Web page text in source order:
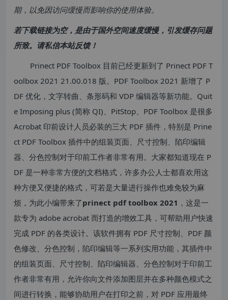
期，以免因访问缓慢而影响你的使用体验。
若下载链接为空，是由于国外空间速度缓慢，引发缓存问题
所致。请私信本站反馈！
Prinect PDF Toolbox 目前已经更新到了 Prinect PDF T
oolbox 2021 21.00.018 版。PDF Toolbox 2021 新增了 P
DF 优化，文字转曲、条形码和 VDP 编辑器等新功能。Quit
e Imposing plus (简称 QI)、PitStop、PDF Toolbox 是很多
Acrobat 印前设计人员必装的三大 PDF 插件，特别是 Prine
ct PDF Toolbox 插件中的组装页面、尺寸控制、陷印编辑
器、分色控制对于印前工作者非常有用。大家都知道现在 P
DF 是一种非常方便的文档格式，许多办公人士都喜欢用这
种方便又便捷的格式，可若是大量进行操作也难免较为麻
烦，为此小编带来了prinect pdf toolbox 2021 ，这是一
款专为 adobe acrobat 而打造的增效工具，可帮助用户快速
完成 PDF 的各类设计。该软件拥有 PDF 尺寸控制、PDF 颜
色修改、分色控制，陷印编辑等一系列实用功能，其插件中
的组装页面、尺寸控制、陷印编辑器、分色控制对于印前工
作者非常有用，允许你向文件添加图层并在多种颜色模式之
间进行转换，能够协助用户在打印之前，对 PDF 应用最终